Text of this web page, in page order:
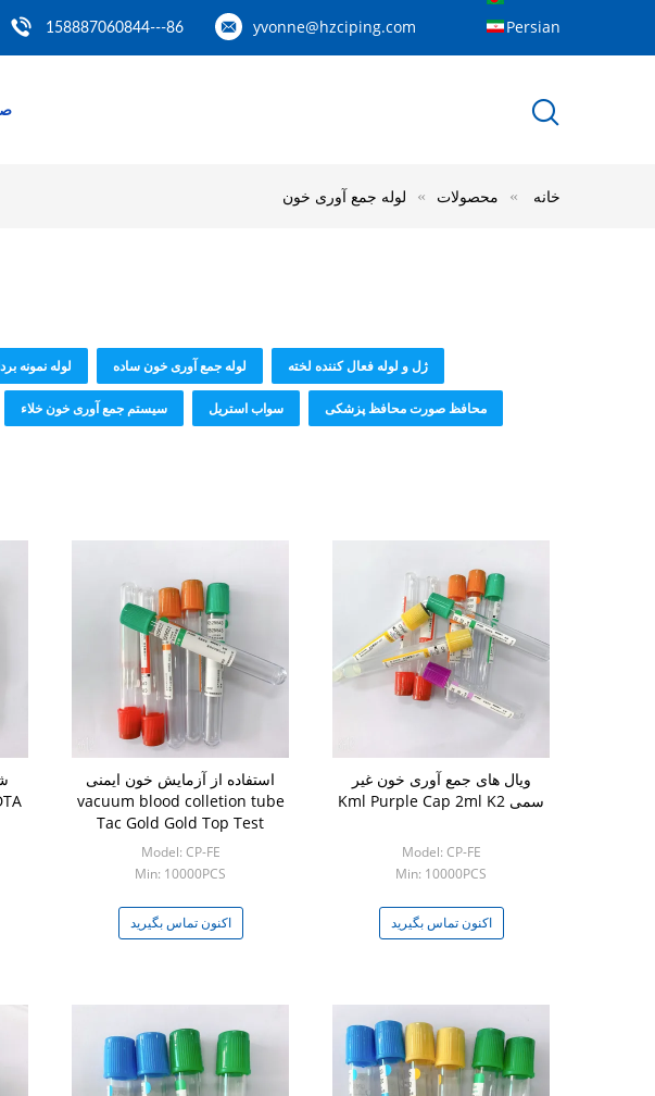
yvonne@hzciping.com
86---158887060844 Persian
خانه محصولات لوله جمع آوری خون
لوله نمونه لوله جمع آوری خون ساده ژل و لوله فعال کننده لخته
سیستم جمع آوری خون خلاء سواب استریل محافظ صورت محافظ پزشکی
استفاده از آزمایش خون ایمنی
vacuum blood colletion tube
Tac Gold Gold Top Test
آزمایش خون یکبار استفاده می
شود
Model: CP-FE
Min: 10000PCS
اکنون تماس بگیرید
ویال های جمع آوری خون غیر
سمی Kml Purple Cap 2ml K2
Model: CP-FE
Min: 10000PCS
اکنون تماس بگیرید